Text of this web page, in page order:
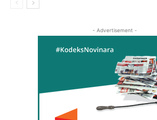
- Advertisement -